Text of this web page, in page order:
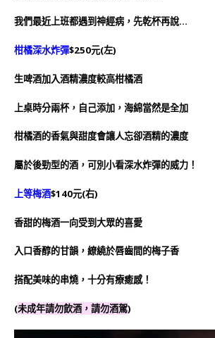
我們最近上班都遇到神經病，先乾杯再說…
柑橘深水炸彈$250元(左)
生啤酒加入酒精濃度較高柑橘酒
上桌時分兩杯，自己添加，海綿當然是全加
柑橘酒的香氣與甜度會讓人忘卻酒精的濃度
屬於後勁型的酒，可別小看深水炸彈的威力！
上等梅酒$140元(右)
香甜的梅酒一向受到大眾的喜愛
入口香醇的甘韻，繚繞於唇齒間的梅子香
搭配美味的串燒，十分有療癒感！
(未成年請勿飲酒，請勿酒駕)